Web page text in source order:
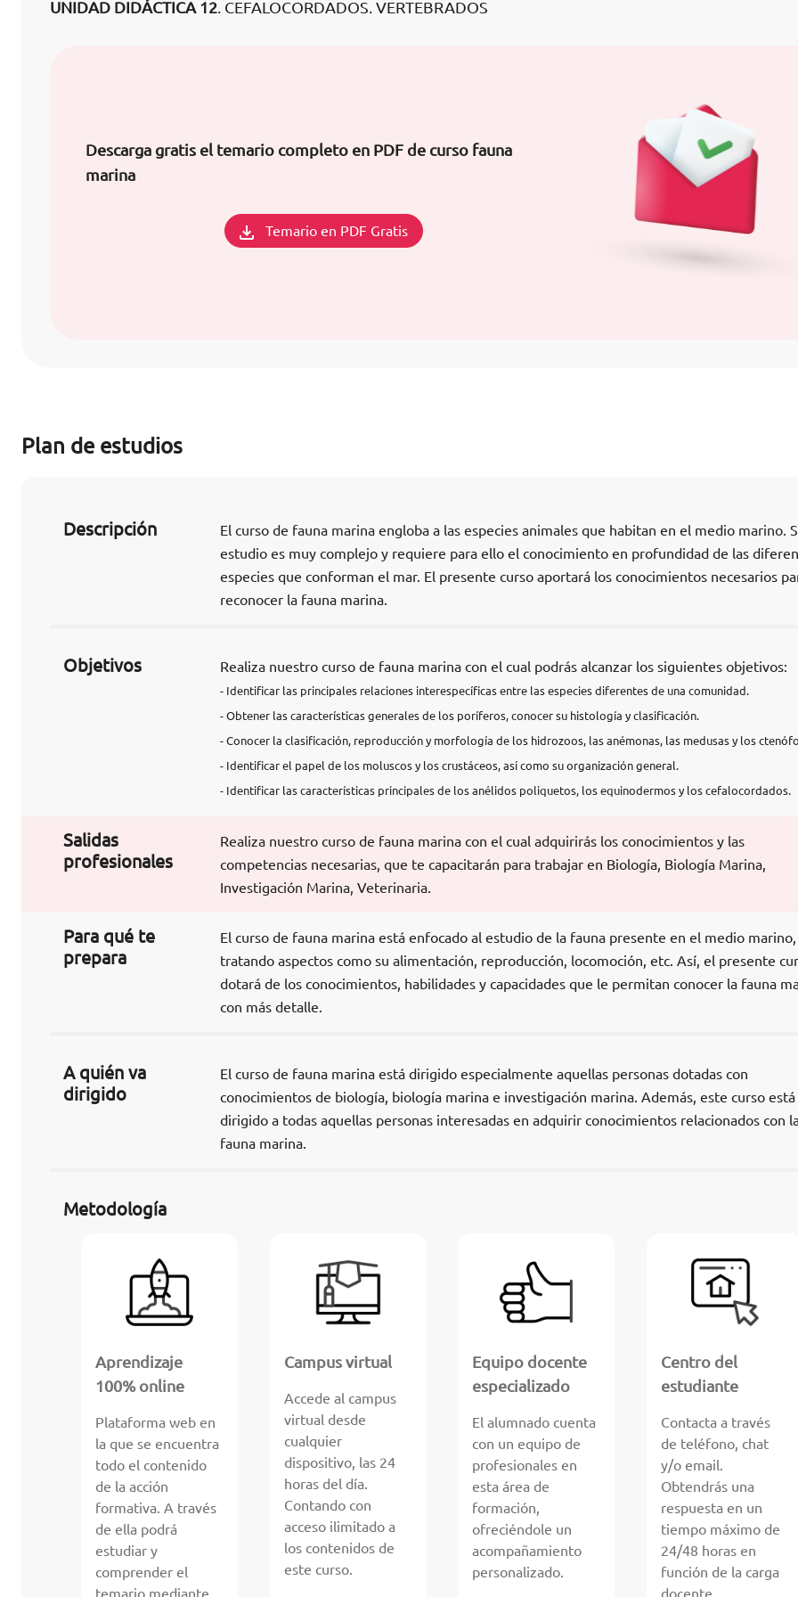
UNIDAD DIDÁCTICA 12. CEFALOCORDADOS. VERTEBRADOS
Descarga gratis el temario completo en PDF de curso fauna
marina
Temario en PDF Gratis
Plan de estudios
Descripción
El curso de fauna marina engloba a las especies animales que habitan en el medio marino.
estudio es muy complejo y requiere para ello el conocimiento en profundidad de las
especies que conforman el mar. El presente curso aportará los conocimientos necesarios
reconocer la fauna marina.
Objetivos Realiza nuestro curso de fauna marina con el cual podrás alcanzar los siguientes objetivos:
- Identificar las principales relaciones interespecíficas entre las especies diferentes de una comunidad.
- Obtener las características generales de los poríferos, conocer su histología y clasificación.
- Conocer la clasificación, reproducción y morfología de los hidrozoos, las anémonas, las medusas y los
- Identificar el papel de los moluscos y los crustáceos, así como su organización general.
- Identificar las características principales de los anélidos poliquetos, los equinodermos y los cefalocordados.
Salidas
profesionales
Realiza nuestro curso de fauna marina con el cual adquirirás los conocimientos y las
competencias necesarias, que te capacitarán para trabajar en Biología, Biología Marina,
Investigación Marina, Veterinaria.
Para qué te
prepara
El curso de fauna marina está enfocado al estudio de la fauna presente en el medio marino,
tratando aspectos como su alimentación, reproducción, locomoción, etc. Así, el presente
dotará de los conocimientos, habilidades y capacidades que le permitan conocer la fauna
con más detalle.
A quién va
dirigido
El curso de fauna marina está dirigido especialmente aquellas personas dotadas con
conocimientos de biología, biología marina e investigación marina. Además, este curso está
dirigido a todas aquellas personas interesadas en adquirir conocimientos relacionados con
fauna marina.
Metodología
Aprendizaje
100% online
Plataforma web en
la que se encuentra
todo el contenido
de la acción
formativa. A través
de ella podrá
estudiar y
comprender el
temario mediante
Campus virtual
Accede al campus
virtual desde
cualquier
dispositivo, las 24
horas del día.
Contando con
acceso ilimitado a
los contenidos de
este curso.
Equipo docente
especializado
El alumnado cuenta
con un equipo de
profesionales en
esta área de
formación,
ofreciéndole un
acompañamiento
personalizado.
Centro del
estudiante
Contacta a través
de teléfono, chat
y/o email.
Obtendrás una
respuesta en un
tiempo máximo de
24/48 horas en
función de la carga
docente.